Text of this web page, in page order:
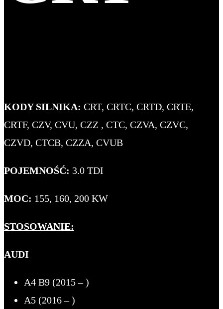
KODY SILNIKA: CRT, CRTC, CRTD, CRTE,
CRTF, CZV, CVU, CZZ , CTC, CZVA, CZVC,
CZVD, CTCB, CZZA, CVUB
POJEMNOŚĆ: 3.0 TDI
MOC: 155, 160, 200 KW
STOSOWANIE:
AUDI
A4 B9 (2015 – )
A5 (2016 – )